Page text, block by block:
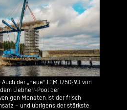
der „neue“ LTM 1750-9.1 von
Liebherr-Pool der
Monaten ist der frisch
– und übrigens der stärkste